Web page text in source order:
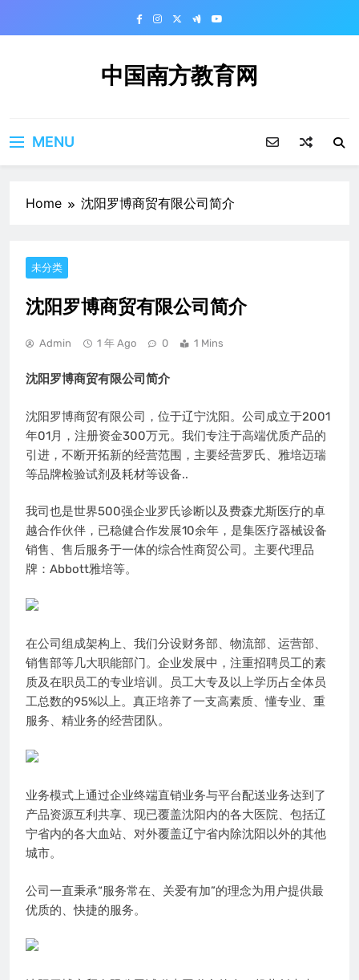
中国南方教育网
MENU
Home 沈阳罗博商贸有限公司简介
未分类
沈阳罗博商贸有限公司简介
Admin 1 年 Ago 0 1 Mins
沈阳罗博商贸有限公司简介
沈阳罗博商贸有限公司，位于辽宁沈阳。公司成立于2001
年01月，注册资金300万元。我们专注于高端优质产品的
引进，不断开拓新的经营范围，主要经营罗氏、雅培迈瑞
等品牌检验试剂及耗材等设备..
我司也是世界500强企业罗氏诊断以及费森尤斯医疗的卓
越合作伙伴，已稳健合作发展10余年，是集医疗器械设备
销售、售后服务于一体的综合性商贸公司。主要代理品
牌：Abbott雅培等。
在公司组成架构上、我们分设财务部、物流部、运营部、
销售部等几大职能部门。企业发展中，注重招聘员工的素
质及在职员工的专业培训。员工大专及以上学历占全体员
工总数的95%以上。真正培养了一支高素质、懂专业、重
服务、精业务的经营团队。
业务模式上通过企业终端直销业务与平台配送业务达到了
产品资源互利共享、现已覆盖沈阳内的各大医院、包括辽
宁省内的各大血站、对外覆盖辽宁省内除沈阳以外的其他
城市。
公司一直秉承“服务常在、关爱有加”的理念为用户提供最
优质的、快捷的服务。